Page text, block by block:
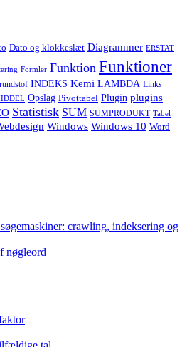
Dato og klokkeslæt Diagrammer ERSTAT
Formler Funktion Funktioner
INDEKS Kemi LAMBDA Links
Opslag Pivottabel Plugin plugins
Statistisk SUM SUMPRODUKT Tabel
Windows Windows 10 Word
crawling, indeksering og
nøgleord